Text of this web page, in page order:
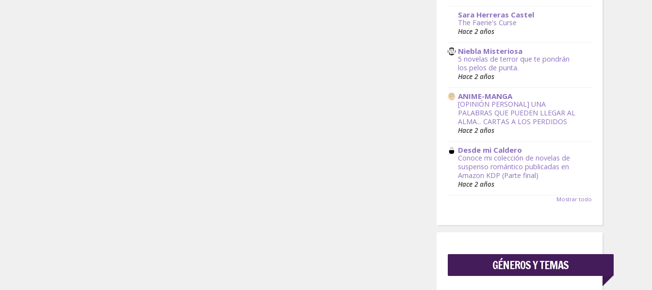
Sara Herreras Castel
The Faerie's Curse
Hace 2 años
Niebla Misteriosa
5 novelas de terror que te pondrán
los pelos de punta.
Hace 2 años
ANIME-MANGA
[OPINIÓN PERSONAL] UNA
PALABRAS QUE PUEDEN LLEGAR AL
ALMA... CARTAS A LOS PERDIDOS
Hace 2 años
Desde mi Caldero
Conoce mi colección de novelas de
suspenso romántico publicadas en
Amazon KDP (Parte final)
Hace 2 años
Mostrar todo
GÉNEROS Y TEMAS